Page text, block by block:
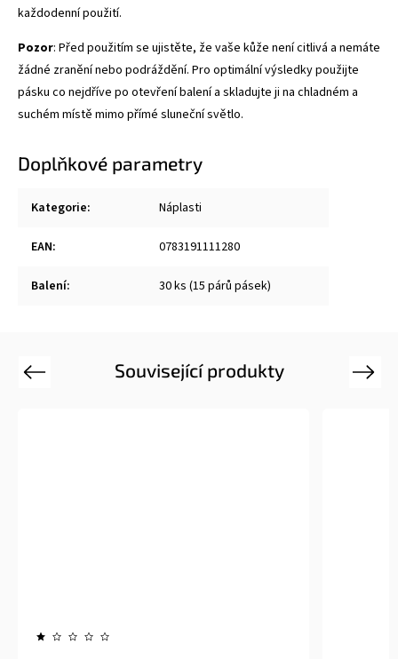
každodenní použití.
Pozor: Před použitím se ujistěte, že vaše kůže není citlivá a nemáte
žádné zranění nebo podráždění. Pro optimální výsledky použijte
pásku co nejdříve po otevření balení a skladujte ji na chladném a
suchém místě mimo přímé sluneční světlo.
Doplňkové parametry
Kategorie: Náplasti
EAN: 0783191111280
Balení: 30 ks (15 párů pásek)
Související produkty
Previous Next